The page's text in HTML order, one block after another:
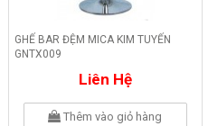
GHẾ BAR ĐỆM MICA KIM TUYẾN
GNTX009
Liên Hệ
Thêm vào giỏ hàng